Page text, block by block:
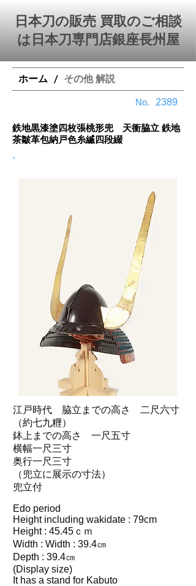
日本刀の販売 買取のご相談
は日本刀専門店銀座⻑州屋
ホーム / その他 解説
​No. 2389
鉄地黒漆塗四枚張桃形兜 天衝脇立 鉄地
茶皺革包納戸色糸縅四段綴
-
江戸時代 脇立までの高さ 二尺六寸
（約七九糎）
鉢上までの高さ 一尺五寸
横幅一尺三寸
奥行一尺三寸
（兜立に展示の寸法）
兜立付
Edo period
Height including wakidate : 79cm
Height : 45.45ｃｍ
Width : Width : 39.4㎝
Depth : 39.4㎝
(Display size)
It has a stand for Kabuto